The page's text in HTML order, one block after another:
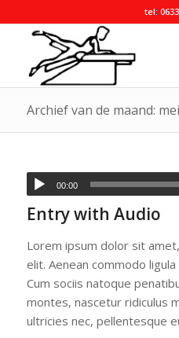
tel:
Archief van de maand:
00:00
Entry with Audio
Lorem ipsum dolor sit
elit. Aenean commodo
Cum sociis natoque
montes, nascetur ridiculus
ultricies nec, pellentesque